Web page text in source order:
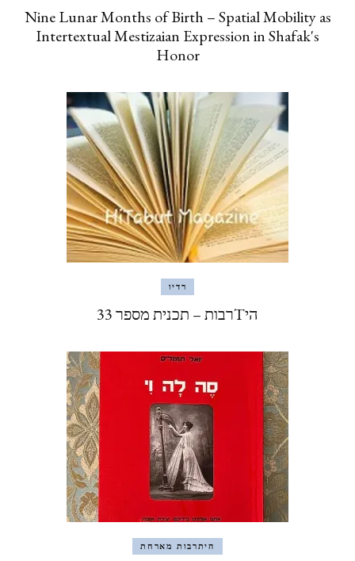
Nine Lunar Months of Birth – Spatial Mobility as
Intertextual Mestizaian Expression in Shafak's
Honor
רדיו
היTרבות – תכנית מספר 33
היתרבות מארחת